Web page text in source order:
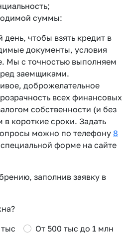
суммы:
чтобы взять кредит в
документы, условия
Мы с точностью выполняем
заемщиками.
доброжелательное
всех финансовых
собственности (и без
короткие сроки. Задать
можно по телефону 8
форме на сайте
заполнив заявку в
От 500 тыс до 1 млн